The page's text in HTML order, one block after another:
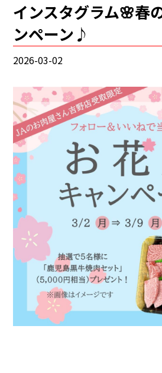
インスタグラム🌸春
ンペーン♪
2026-03-02